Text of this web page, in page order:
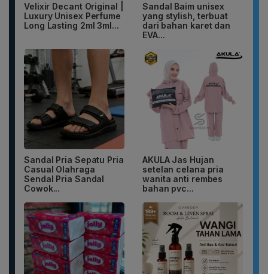
Velixir Decant Original |
Luxury Unisex Perfume
Long Lasting 2ml 3ml...
Sandal Baim unisex
yang stylish, terbuat
dari bahan karet dan
EVA...
Sandal Pria Sepatu Pria
Casual Olahraga
Sendal Pria Sandal
Cowok...
AKULA Jas Hujan
setelan celana pria
wanita anti rembes
bahan pvc...